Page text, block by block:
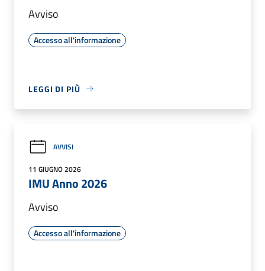
Avviso
Accesso all'informazione
LEGGI DI PIÙ
AVVISI
11 GIUGNO 2026
IMU Anno 2026
Avviso
Accesso all'informazione